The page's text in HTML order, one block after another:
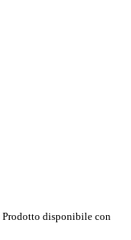
Prodotto disponibile con